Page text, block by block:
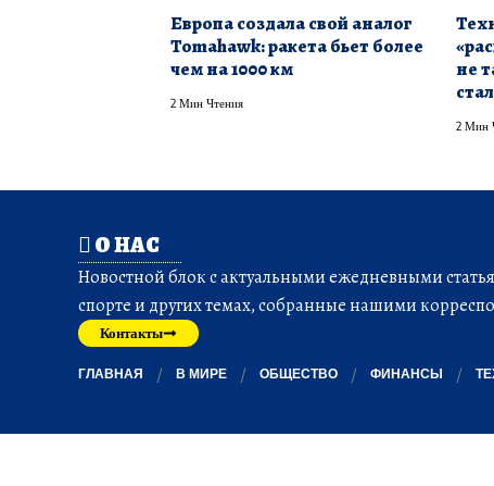
Европа создала свой аналог
Tomahawk: ракета бьет более
чем на 1000 км
2 Мин Чтения
не
2 Мин
О НАС
Новостной блок с актуальными ежедневными
спорте и других темах, собранные нашими
Контакты
ГЛАВНАЯ В МИРЕ ОБЩЕСТВО ФИНАНСЫ